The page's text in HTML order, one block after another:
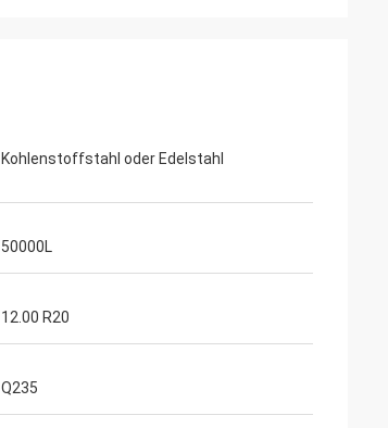
Kohlenstoffstahl oder Edelstahl
50000L
12.00 R20
Q235